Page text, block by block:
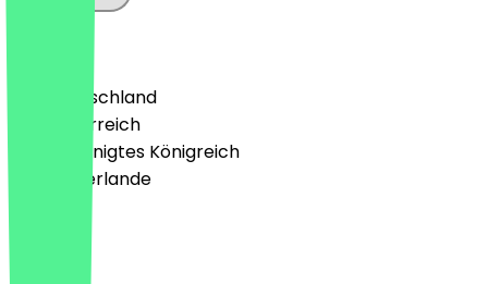
🇩🇪 Deutschland
🇦🇹 Österreich
🇬🇧 Vereinigtes Königreich
🇳🇱 Niederlande
Deutsch